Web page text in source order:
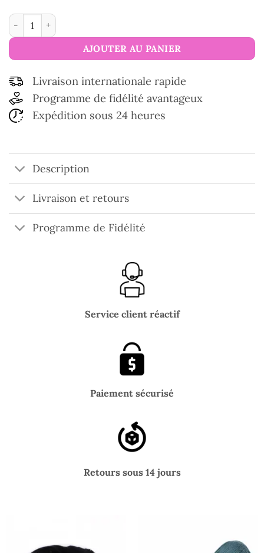
quantité de TULIP Set de crochets ergonomiques Etimo Acier
AJOUTER AU PANIER
Livraison internationale rapide
Programme de fidélité avantageux
Expédition sous 24 heures
Description
Livraison et retours
Programme de Fidélité
Service client réactif
Paiement sécurisé
Retours sous 14 jours